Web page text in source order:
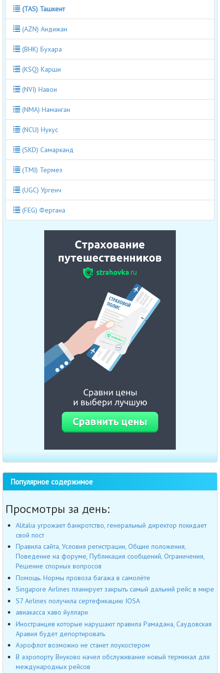
(TAS) Ташкент
(AZN) Андижан
(BHK) Бухара
(KSQ) Карши
(NVI) Навои
(NMA) Наманган
(NCU) Нукус
(SKD) Самарканд
(TMJ) Термез
(UGC) Ургенч
(FEG) Фергана
Популярное содержимое
Просмотры за день:
Alitalia угрожает банкротство, генеральный директор покидает
свой пост
Правила сайта, Условия регистрации, Общие положения,
Поведение на форуме, Публикация сообщений, Ограничения,
Решение спорных вопросов
Помощь. Нормы провоза багажа в самолёте
Singapore Airlines планирует закрыть самый дальний рейс в мире
S7 Airlines получила сертефикацию IOSA
авиакасса хаво йуллари
Иностранцев которые нарушают правила Рамадана, Саудовская
Аравия будет депортировать
Аэрофлот возможно не станет лоукостером
В аэропорту Внуково начел обслуживание новый терминал для
международных рейсов